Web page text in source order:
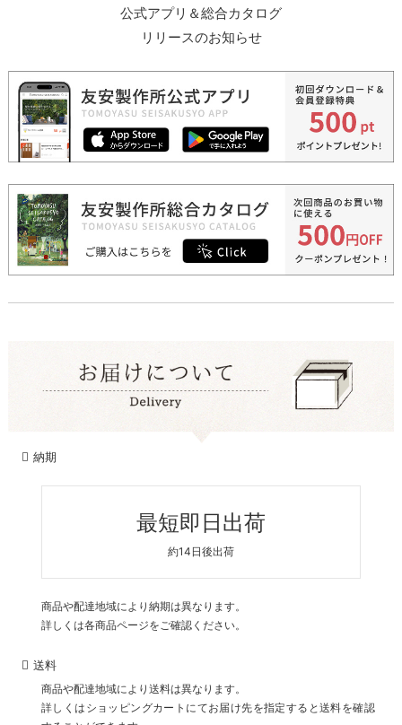
公式アプリ＆総合カタログ
リリースのお知らせ
納期
最短即日出荷
約14日後出荷
商品や配達地域により納期は異なります。
詳しくは各商品ページをご確認ください。
送料
商品や配達地域により送料は異なります。
詳しくはショッピングカートにてお届け先を指定すると送料を確認